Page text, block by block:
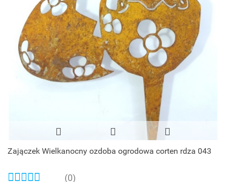
Zajączek Wielkanocny ozdoba ogrodowa corten rdza 043
(0)